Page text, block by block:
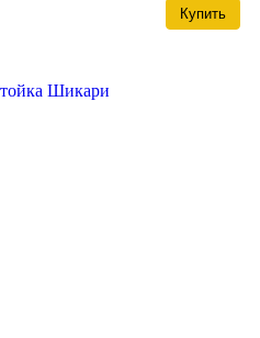
Купить